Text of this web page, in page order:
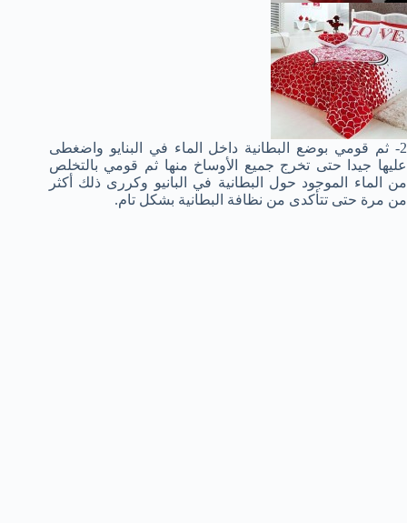
2- ثم قومي بوضع البطانية داخل الماء في البنايو واضغطى
عليها جيدا حتى تخرج جميع الأوساخ منها ثم قومي بالتخلص
من الماء الموجود حول البطانية في البانيو وكررى ذلك أكثر
من مرة حتى تتأكدى من نظافة البطانية بشكل تام.